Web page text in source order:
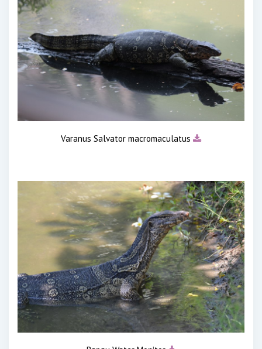
Varanus Salvator macromaculatus